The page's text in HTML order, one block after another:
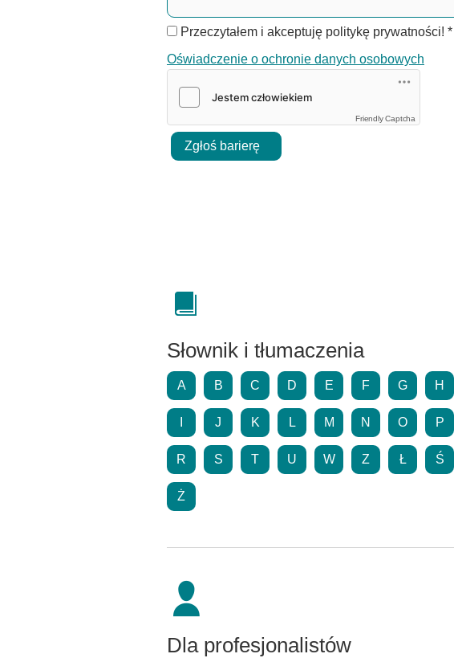
Przeczytałem i akceptuję politykę prywatności! *
Oświadczenie o ochronie danych osobowych
Friendly Captcha
Zgłoś barierę
Słownik i tłumaczenia
A B C D E F G H
J K L M N O P
R S T U W Z Ł Ś
Ż
Dla profesjonalistów